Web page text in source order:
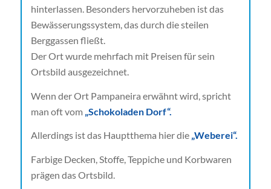
hinterlassen. Besonders hervorzuheben ist das
Bewässerungssystem, das durch die steilen
Berggassen fließt.
Der Ort wurde mehrfach mit Preisen für sein
Ortsbild ausgezeichnet.
Wenn der Ort Pampaneira erwähnt wird, spricht
man oft vom „Schokoladen Dorf“.
Allerdings ist das Hauptthema hier die „Weberei“.
Farbige Decken, Stoffe, Teppiche und Korbwaren
prägen das Ortsbild.